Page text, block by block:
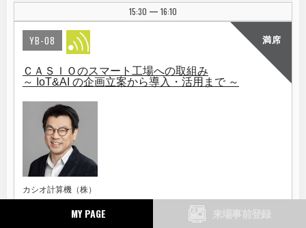
MY PAGE
15:30 | 16:10
満席
YB-08
ＣＡＳＩＯのスマート工場への取組み
～ IoT&AI の企画立案から導入・活用まで ～
カシオ計算機（株）